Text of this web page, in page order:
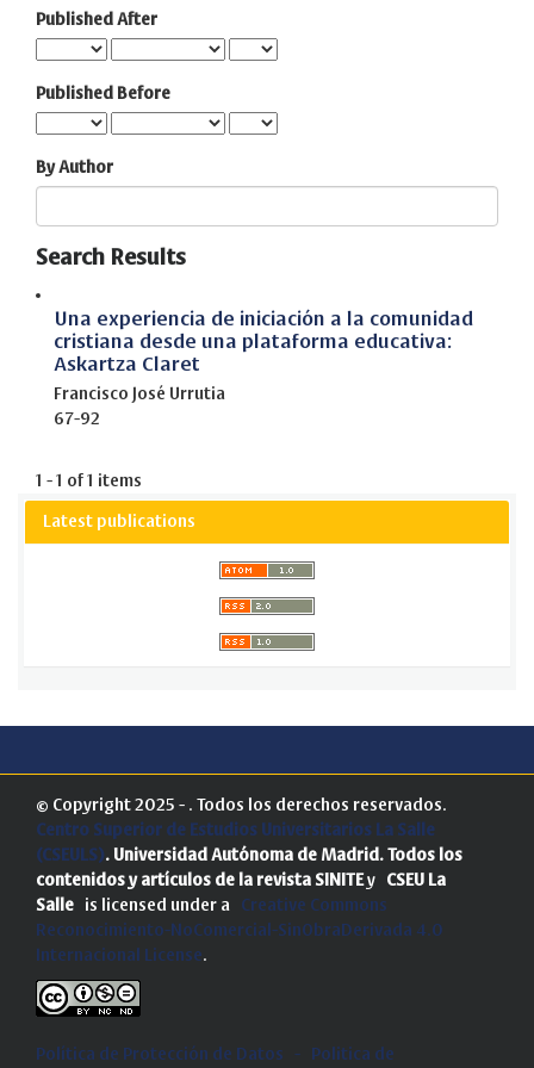
Published After
Published Before
By Author
Search Results
Una experiencia de iniciación a la comunidad
cristiana desde una plataforma educativa:
Askartza Claret
Francisco José Urrutia
67-92
1 - 1 of 1 items
Latest publications
© Copyright 2025 - . Todos los derechos reservados.
Centro Superior de Estudios Universitarios La Salle
(CSEULS). Universidad Autónoma de Madrid. Todos los
contenidos y artículos de la revista SINITEy CSEU La
Salle is licensed under a Creative Commons
Reconocimiento-NoComercial-SinObraDerivada 4.0
Internacional License.
Política de Protección de Datos - Politica de